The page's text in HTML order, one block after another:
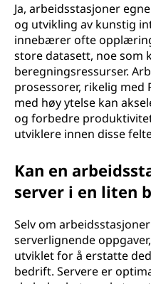
Ja, arbeidsstasjoner
og utvikling av kunstig
innebærer ofte
store datasett, noe som
beregningsressurser.
prosessorer, rikelig
med høy ytelse kan
og forbedre
utviklere innen disse
Kan en
server i en liten
Selv om
serverlignende
utviklet for å erstatte
bedrift. Servere er